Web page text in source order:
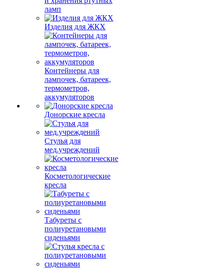
ламп
Изделия для ЖКХ
Контейнеры для
лампочек, батареек,
термометров,
аккумуляторов
Донорские кресла
Стулья для
мед.учреждений
Косметологические
кресла
Табуреты с
полиуретановыми
сиденьями